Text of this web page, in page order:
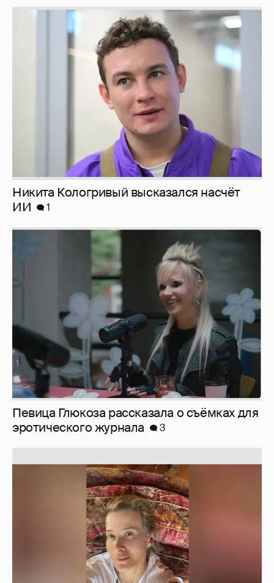
Никита Кологривый высказался насчёт
ИИ
1
Певица Глюкоза рассказала о съёмках для
эротического журнала
3